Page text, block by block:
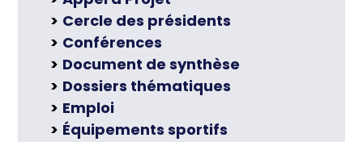
Cercle des présidents
Conférences
Document de synthèse
Dossiers thématiques
Emploi
Équipements sportifs